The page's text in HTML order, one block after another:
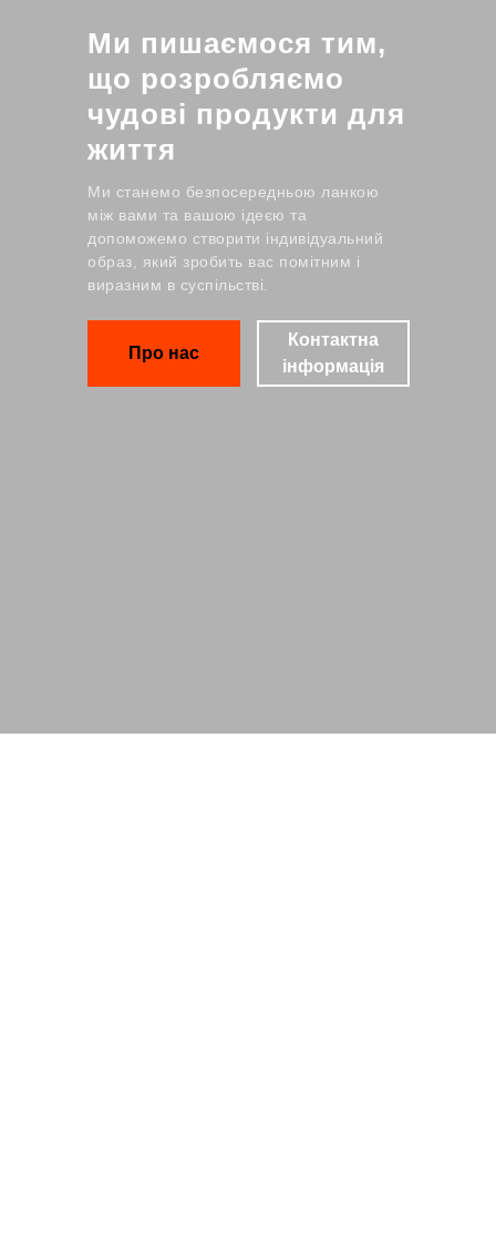
Ми пишаємося тим,
що розробляємо
чудові продукти для
життя
Ми станемо безпосередньою ланкою
між вами та вашою ідеєю та
допоможемо створити індивідуальний
образ, який зробить вас помітним і
виразним в суспільстві.
Про нас
Контактна
інформація